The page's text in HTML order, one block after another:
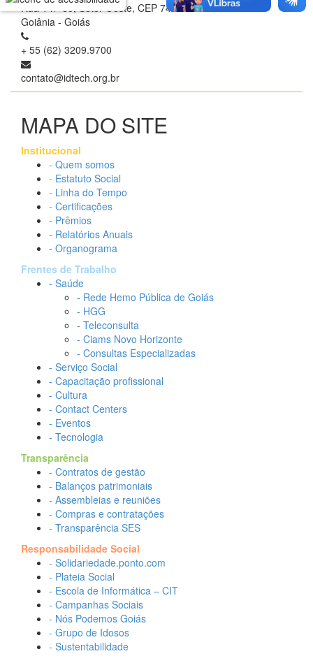
Rua 1 nº 60, Setor Oeste, CEP 74.115-040
Goiânia - Goiás
+ 55 (62) 3209.9700
contato@idtech.org.br
MAPA DO SITE
Institucional
- Quem somos
- Estatuto Social
- Linha do Tempo
- Certificações
- Prêmios
- Relatórios Anuais
- Organograma
Frentes de Trabalho
- Saúde
- Rede Hemo Pública de Goiás
- HGG
- Teleconsulta
- Ciams Novo Horizonte
- Consultas Especializadas
- Serviço Social
- Capacitação profissional
- Cultura
- Contact Centers
- Eventos
- Tecnologia
Transparência
- Contratos de gestão
- Balanços patrimoniais
- Assembleias e reuniões
- Compras e contratações
- Transparência SES
Responsabilidade Social
- Solidariedade.ponto.com
- Plateia Social
- Escola de Informática – CIT
- Campanhas Sociais
- Nós Podemos Goiás
- Grupo de Idosos
- Sustentabilidade